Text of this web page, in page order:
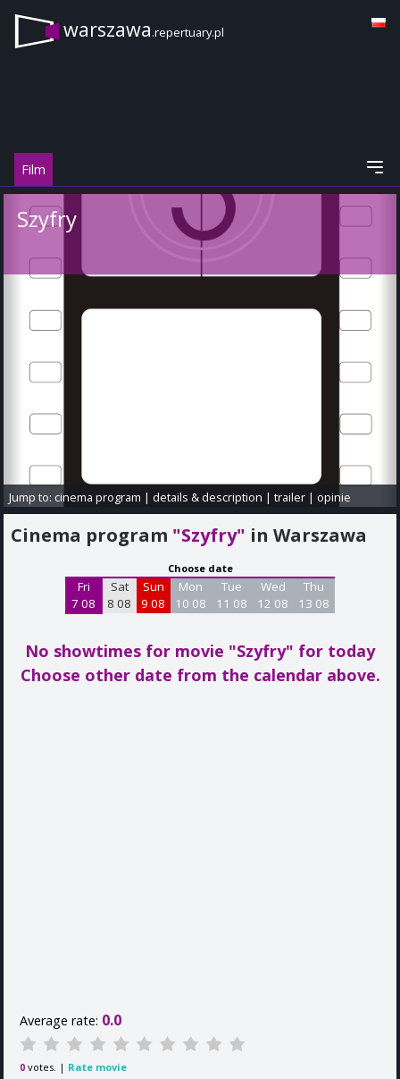
warszawa.repertuary.pl
Film
Szyfry
Jump to: cinema program |details & description |trailer |opinie
Cinema program "Szyfry" in Warszawa
Choose date
Fri
7 08
Sat
8 08
Sun
9 08
Mon
10 08
Tue
11 08
Wed
12 08
Thu
13 08
No showtimes for movie "Szyfry" for today
Choose other date from the calendar above.
Average rate: 0.0
0 votes. | Rate movie